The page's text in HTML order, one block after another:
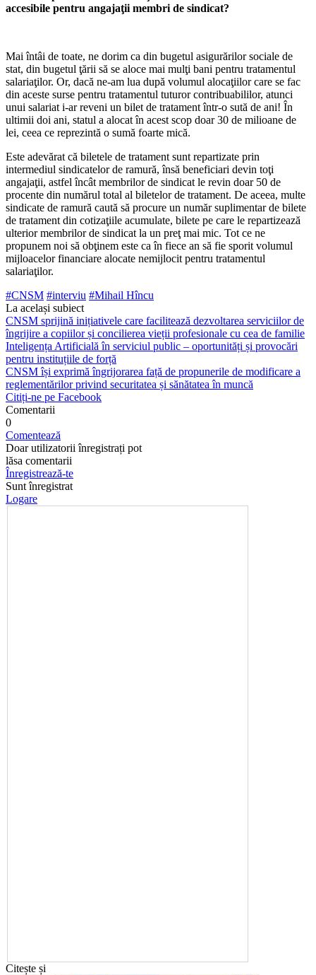
accesi­bile pentru angajaţii membri de sin­dicat?
Mai întâi de toate, ne dorim ca din bu­getul asigurărilor sociale de
stat, din buge­tul ţării să se aloce mai mulţi bani pentru tratamentul
salariaţilor. Or, dacă ne-am lua după volumul alocaţiilor care se fac
din aceste surse pentru tratamentul tutu­ror contribuabililor, atunci
unui salariat i-ar reveni un bilet de tratament într-o sută de ani! În
ultimii doi ani, statul a alocat în acest scop doar 30 de milioane de
lei, ceea ce reprezintă o sumă foarte mică.
Este adevărat că biletele de tratament sunt repartizate prin
intermediul sindi­catelor de ramură, însă beneficiari devin toţi
angajaţii, astfel încât membrilor de sindicat le revin doar 50 de
procente din numărul total al biletelor de tratament. De aceea, multe
sindicate de ramură caută să procure un număr suplimentar de bilete
de tratament din cotizaţiile acumulate, bilete pe care le repartizează
ulterior membrilor de sindicat la un preţ mai mic. Tot ce ne
propunem noi să obţinem este ca în fiece an să fie sporit volumul
mijloacelor finan­ciare alocate nemijlocit pentru tratamentul
salariaţilor.
#CNSM #interviu #Mihail Hîncu
La același subiect
CNSM sprijină inițiativele care facilitează dezvoltarea serviciilor de
îngrijire a copiilor și concilierea vieții profesionale cu cea de familie
Inteligența Artificială în serviciul public – oportunități și provocări
pentru instituțiile de forță
CNSM își exprimă îngrijorarea față de propunerile de modificare a
reglementărilor privind securitatea și sănătatea în muncă
Citiți-ne pe Facebook
Comentarii
0
Comentează
Doar utilizatorii înregistrați pot
lăsa comentarii
Înregistrează-te
Sunt înregistrat
Logare
Citește și